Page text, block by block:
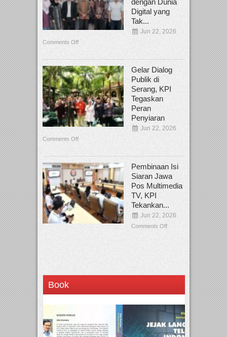
dengan Dunia
Digital yang
Tak...
Jun 22, 2026
Comments Off
Gelar Dialog
Publik di
Serang, KPI
Tegaskan
Peran
Penyiaran
Jun 22, 2026
Comments Off
Pembinaan Isi
Siaran Jawa
Pos Multimedia
TV, KPI
Tekankan...
Jun 22, 2026
Comments Off
Book